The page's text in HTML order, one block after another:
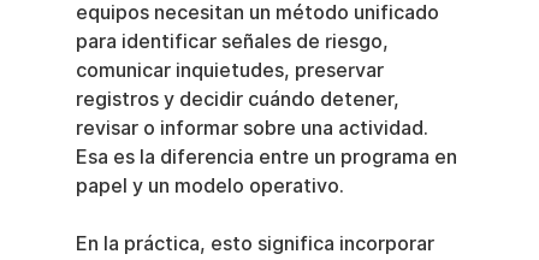
equipos necesitan un método unificado
para identificar señales de riesgo,
comunicar inquietudes, preservar
registros y decidir cuándo detener,
revisar o informar sobre una actividad.
Esa es la diferencia entre un programa en
papel y un modelo operativo.
En la práctica, esto significa incorporar